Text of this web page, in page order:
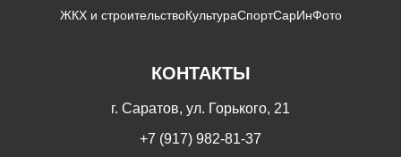
ЖКХ и строительствоКультураСпортСарИнФото
КОНТАКТЫ
г. Саратов, ул. Горького, 21
+7 (917) 982-81-37